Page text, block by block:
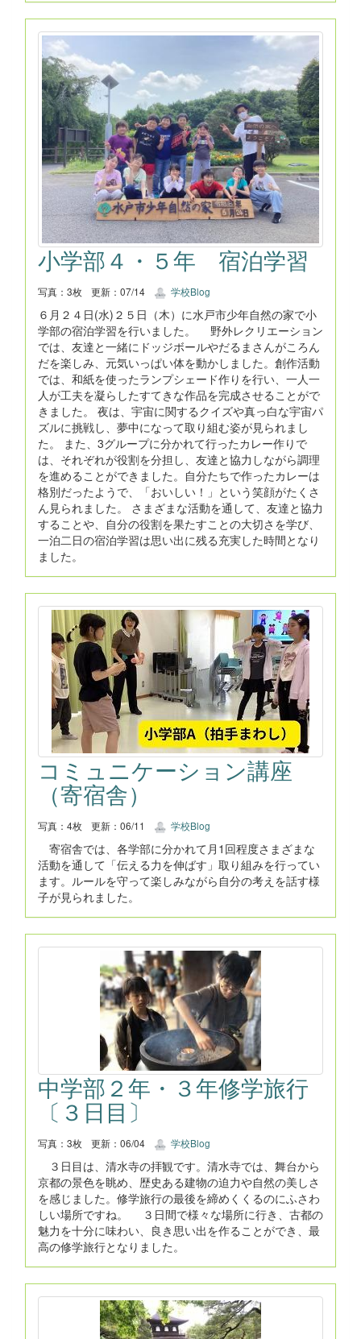
小学部４・５年 宿泊学習
写真：3枚 更新：07/14 学校Blog
６月２４日(水)２５日（木）に水戸市少年自然の家で小
学部の宿泊学習を行いました。 野外レクリエーション
では、友達と一緒にドッジボールやだるまさんがころん
だを楽しみ、元気いっぱい体を動かしました。創作活動
では、和紙を使ったランプシェード作りを行い、一人一
人が工夫を凝らしたすてきな作品を完成させることがで
きました。 夜は、宇宙に関するクイズや真っ白な宇宙パ
ズルに挑戦し、夢中になって取り組む姿が見られまし
た。 また、3グループに分かれて行ったカレー作りで
は、それぞれが役割を分担し、友達と協力しながら調理
を進めることができました。自分たちで作ったカレーは
格別だったようで、「おいしい！」という笑顔がたくさ
ん見られました。 さまざまな活動を通して、友達と協力
することや、自分の役割を果たすことの大切さを学び、
一泊二日の宿泊学習は思い出に残る充実した時間となり
ました。
コミュニケーション講座
（寄宿舎）
写真：4枚 更新：06/11 学校Blog
寄宿舎では、各学部に分かれて月1回程度さまざまな
活動を通して「伝える力を伸ばす」取り組みを行ってい
ます。ルールを守って楽しみながら自分の考えを話す様
子が見られました。
中学部２年・３年修学旅行
〔３日目〕
写真：3枚 更新：06/04 学校Blog
３日目は、清水寺の拝観です。清水寺では、舞台から
京都の景色を眺め、歴史ある建物の迫力や自然の美しさ
を感じました。修学旅行の最後を締めくくるのにふさわ
しい場所ですね。 ３日間で様々な場所に行き、古都の
魅力を十分に味わい、良き思い出を作ることができ、最
高の修学旅行となりました。